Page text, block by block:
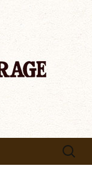
島のマ
GARAGE
門店からの
検